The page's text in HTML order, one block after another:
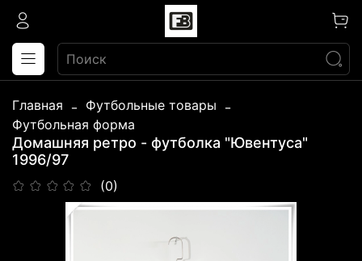
Главная
Футбольные товары
Футбольная форма
Домашняя ретро - футболка "Ювентуса"
1996/97
(0)